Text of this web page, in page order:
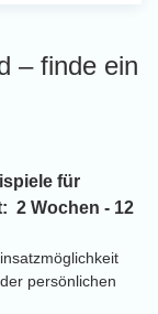
– finde ein
für
2 Wochen - 12
persönlichen